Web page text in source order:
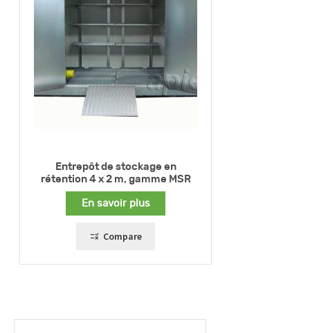
Entrepôt de stockage en
rétention 4 x 2 m, gamme MSR
En savoir plus
Compare